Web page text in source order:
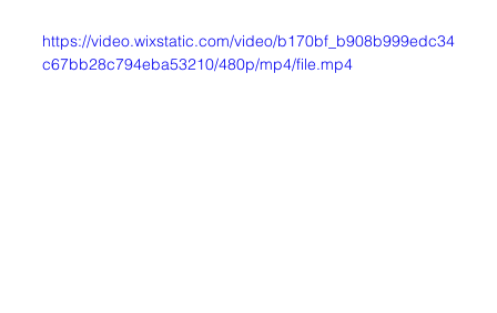
https://video.wixstatic.com/video/b170bf_b908b999edc34
c67bb28c794eba53210/480p/mp4/file.mp4